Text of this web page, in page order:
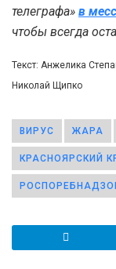
телеграфа» в
чтобы всегда
Текст: Анжелика
Николай Щипко
ВИРУС ЖАРА
КРАСНОЯРСКИЙ